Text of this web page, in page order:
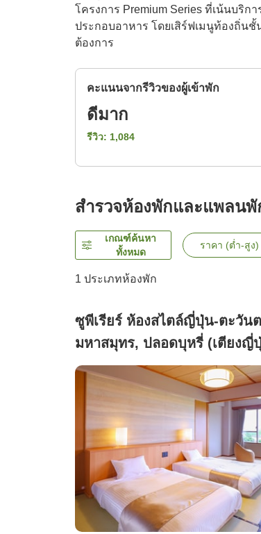
โครงการ Premium Series ที่เน้นบริ
ประกอบอาหาร โดยเสิร์ฟเมนูท้องถิ่น
ต้องการ
คะแนนจากรีวิวของผู้เข้าพัก
ดีมาก
รีวิว: 1,084
สำรวจห้องพักและแพลนพั
เกณฑ์ค้นหา
ทั้งหมด
ราคา (ต่ำ-สูง)
1 ประเภทห้องพัก
ซูพีเรียร์ ห้องสไตล์ญี่ปุ่น-ตะวัน
มหาสมุทร, ปลอดบุหรี่ (เตียงญี่
2 คน) พร้อมห้องน้ำในตัว)